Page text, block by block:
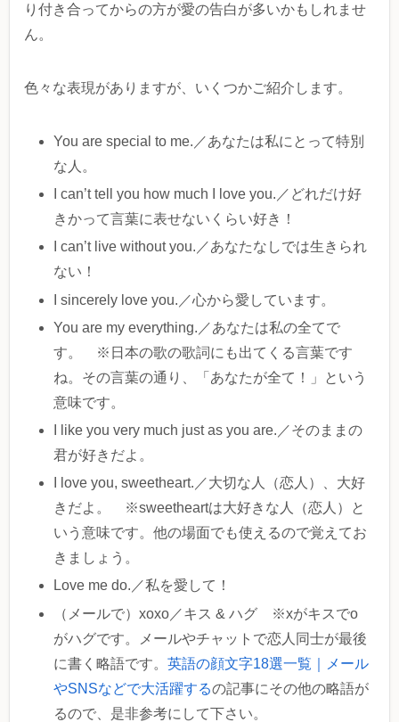
り付き合ってからの方が愛の告白が多いかもしれませ
ん。
色々な表現がありますが、いくつかご紹介します。
You are special to me.／あなたは私にとって特別
な人。
I can’t tell you how much I love you.／どれだけ好
きかって言葉に表せないくらい好き！
I can’t live without you.／あなたなしでは生きられ
ない！
I sincerely love you.／心から愛しています。
You are my everything.／あなたは私の全てで
す。 ※日本の歌の歌詞にも出てくる言葉です
ね。その言葉の通り、「あなたが全て！」という
意味です。
I like you very much just as you are.／そのままの
君が好きだよ。
I love you, sweetheart.／大切な人（恋人）、大好
きだよ。 ※sweetheartは大好きな人（恋人）と
いう意味です。他の場面でも使えるので覚えてお
きましょう。
Love me do.／私を愛して！
（メールで）xoxo／キス & ハグ ※xがキスでo
がハグです。メールやチャットで恋人同士が最後
に書く略語です。英語の顔文字18選一覧｜メール
やSNSなどで大活躍するの記事にその他の略語が
るので、是非参考にして下さい。